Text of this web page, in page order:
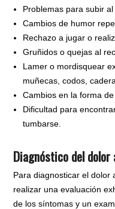
Problemas para subir
Cambios de humor
Rechazo a jugar o
Gruñidos o quejas al
Lamer o mordisquear
muñecas, codos,
Cambios en la forma
Dificultad para
tumbarse.
Diagnóstico del
Para diagnosticar el dolor
realizar una evaluación
de los síntomas y un